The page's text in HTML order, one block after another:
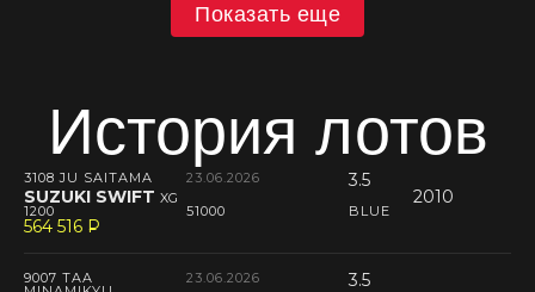
Показать еще
История лотов
3108 JU SAITAMA 23.06.2026 3.5
SUZUKI SWIFT XG 2010
1200 51000 BLUE
564 516 P
--
9007 TAA 23.06.2026
3.5